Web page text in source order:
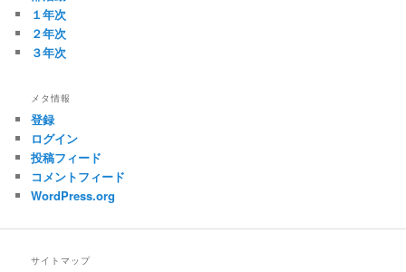
１年次
２年次
３年次
メタ情報
登録
ログイン
投稿フィード
コメントフィード
WordPress.org
サイトマップ